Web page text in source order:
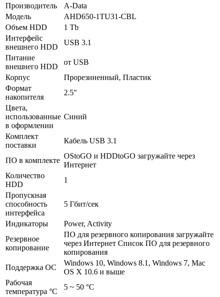
Производитель
A-Data
Модель
AHD650-1TU31-CBL
Объем HDD
1 Tb
Интерфейс
внешнего HDD
USB 3.1
Питание
внешнего HDD
от USB
Корпус
Прорезиненный, Пластик
Формат
накопителя
2.5"
Цвета,
использованные
в оформлении
Синий
Комплект
поставки
Кабель USB 3.1
ПО в комплекте
OStoGO и HDDtoGO загружайте через
Интернет
Количество
HDD
1
Пропускная
способность
интерфейса
5 Гбит/­сек
Индикаторы
Power, Activity
Резервное
копирование
ПО для резервного копирования загружайте
через Интернет Список ПО для резервного
копирования
Поддержка ОС
Windows 10, Windows 8.1, Windows 7, Mac
OS X 10.6 и выше
Рабочая
температура °С
5 ~ 50 °C